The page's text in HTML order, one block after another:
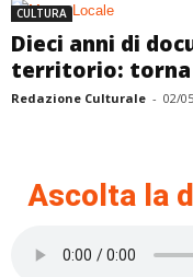
CULTURA
Dieci anni di
territorio: torna
Redazione Culturale - 02/
Ascolta la